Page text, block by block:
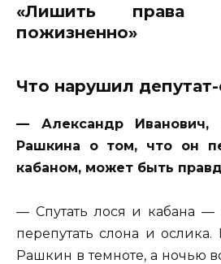
«Лишить права
пожизненно»
Что нарушил
— Александр Иванович,
Рашкина о том, что он
кабаном, может быть
— Спутать лося и кабана —
перепутать слона и ослика.
Рашкин в темноте, а ночью